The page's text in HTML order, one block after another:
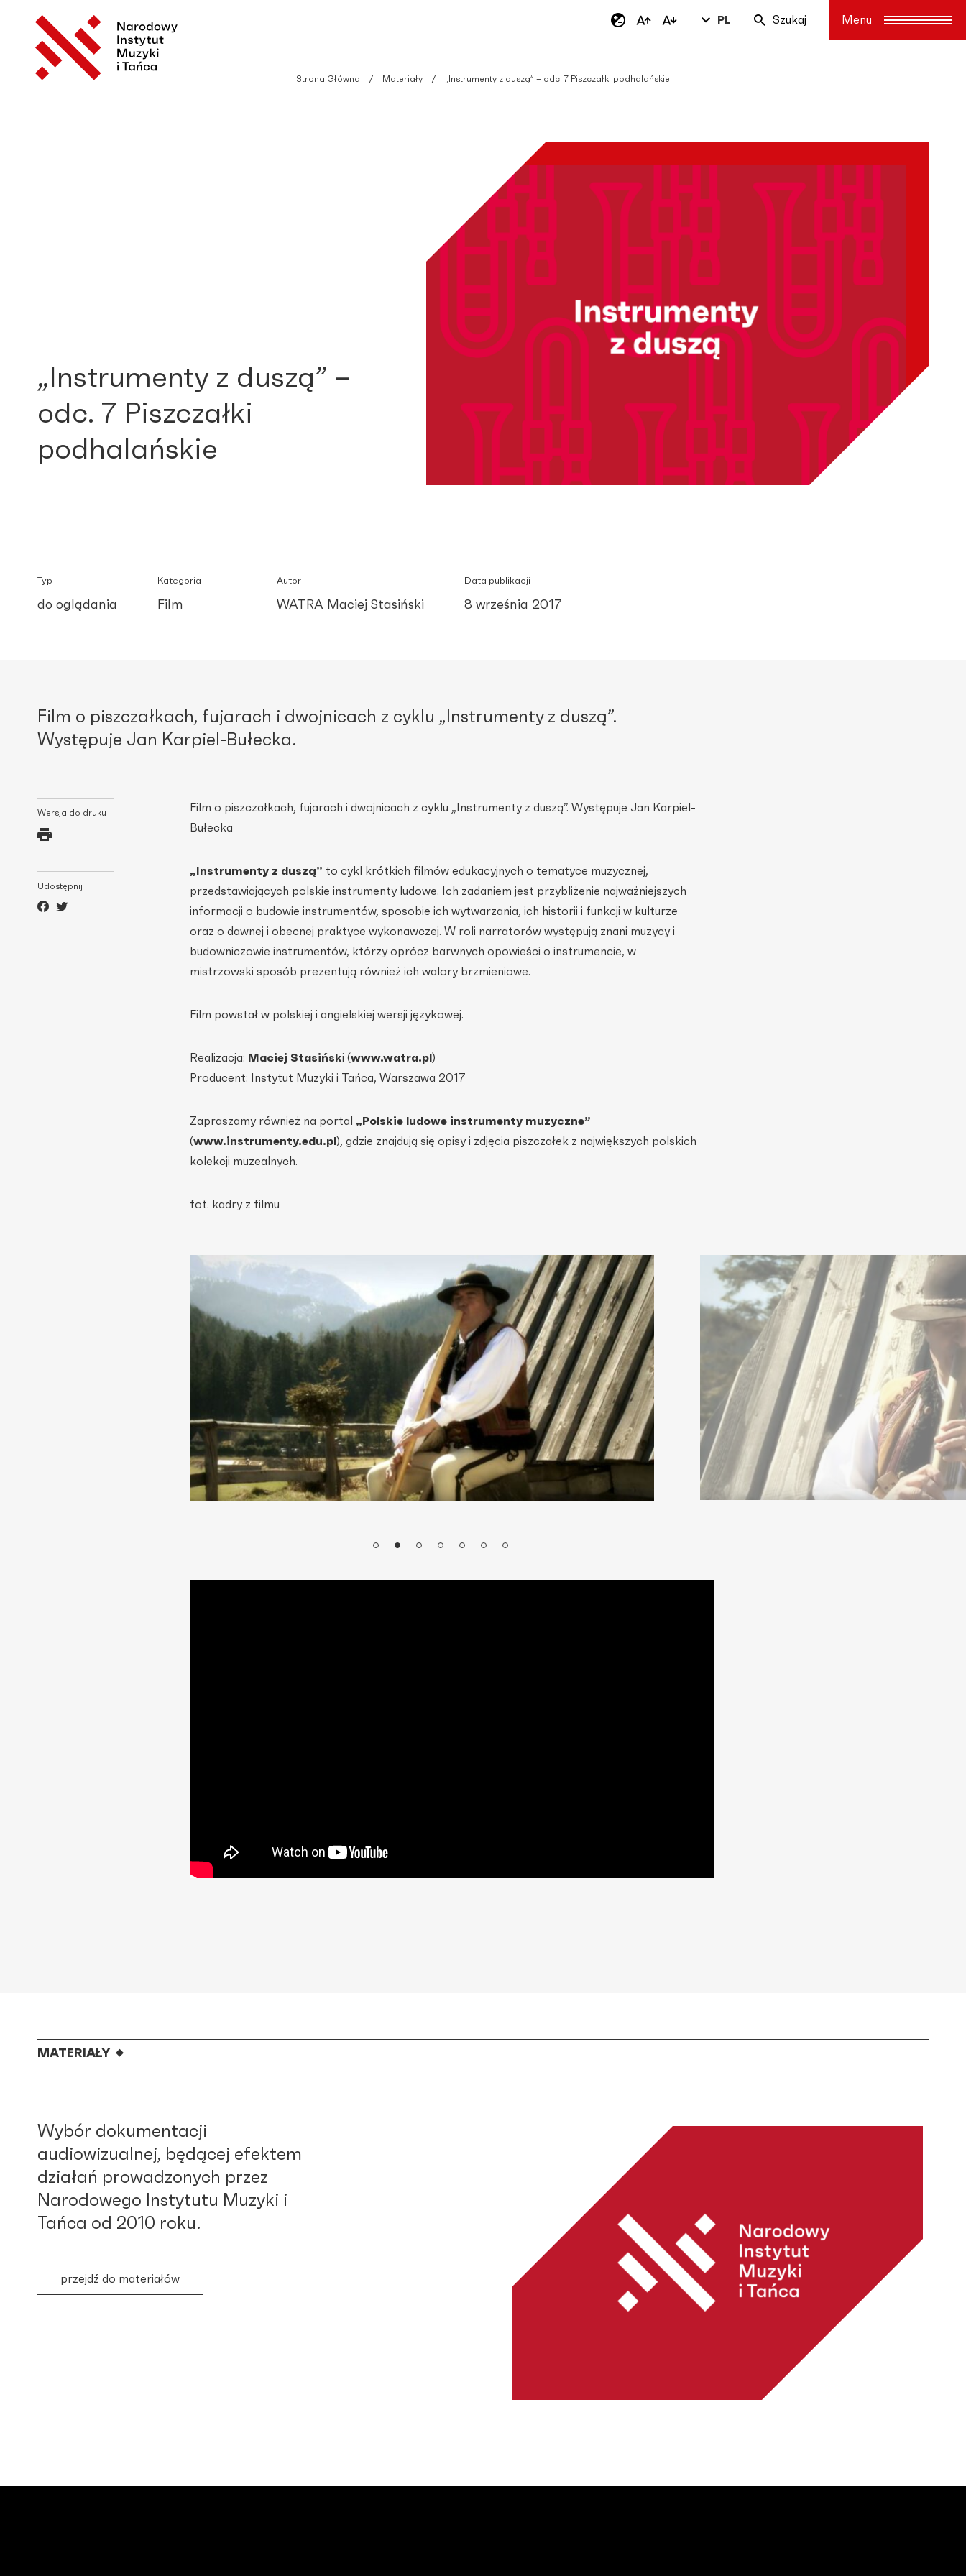
PL Szukaj
Strona Główna Materiały „Instrumenty z duszą” – odc. 7 Piszczałki podhalańskie
„Instrumenty z duszą” –
odc. 7 Piszczałki
podhalańskie
Typ
do oglądania
Kategoria
Film
Autor
WATRA Maciej Stasiński
Data publikacji
8 września 2017
Film o piszczałkach, fujarach i dwojnicach z cyklu „Instrumenty z duszą”.
Występuje Jan Karpiel-Bułecka.
Wersja do druku
Udostępnij
Film o piszczałkach, fujarach i dwojnicach z cyklu „Instrumenty z duszą”. Występuje Jan Karpiel-
Bułecka
„Instrumenty z duszą” to cykl krótkich filmów edukacyjnych o tematyce muzycznej,
przedstawiających polskie instrumenty ludowe. Ich zadaniem jest przybliżenie najważniejszych
informacji o budowie instrumentów, sposobie ich wytwarzania, ich historii i funkcji w kulturze
oraz o dawnej i obecnej praktyce wykonawczej. W roli narratorów występują znani muzycy i
budowniczowie instrumentów, którzy oprócz barwnych opowieści o instrumencie, w
mistrzowski sposób prezentują również ich walory brzmieniowe.
Film powstał w polskiej i angielskiej wersji językowej.
Realizacja: Maciej Stasiński (www.watra.pl )
Producent: Instytut Muzyki i Tańca, Warszawa 2017
Zapraszamy również na portal „Polskie ludowe instrumenty muzyczne”
(www.instrumenty.edu.pl ), gdzie znajdują się opisy i zdjęcia piszczałek z największych polskich
kolekcji muzealnych.
fot. kadry z filmu
MATERIAŁY
Wybór dokumentacji
audiowizualnej, będącej efektem
działań prowadzonych przez
Narodowego Instytutu Muzyki i
Tańca od 2010 roku.
przejdź do materiałów